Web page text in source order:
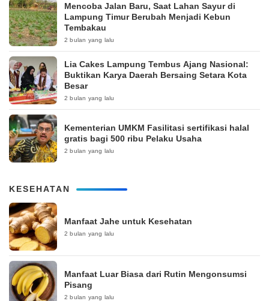
Mencoba Jalan Baru, Saat Lahan Sayur di
Lampung Timur Berubah Menjadi Kebun
Tembakau
2 bulan yang lalu
Lia Cakes Lampung Tembus Ajang Nasional:
Buktikan Karya Daerah Bersaing Setara Kota
Besar
2 bulan yang lalu
Kementerian UMKM Fasilitasi sertifikasi halal
gratis bagi 500 ribu Pelaku Usaha
2 bulan yang lalu
KESEHATAN
Manfaat Jahe untuk Kesehatan
2 bulan yang lalu
Manfaat Luar Biasa dari Rutin Mengonsumsi
Pisang
2 bulan yang lalu